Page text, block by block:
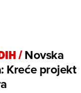
/Novska
Kreće projekt